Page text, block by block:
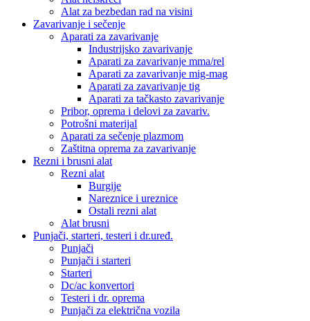
Alat za bezbedan rad na visini
Zavarivanje i sečenje
Aparati za zavarivanje
Industrijsko zavarivanje
Aparati za zavarivanje mma/rel
Aparati za zavarivanje mig-mag
Aparati za zavarivanje tig
Aparati za tačkasto zavarivanje
Pribor, oprema i delovi za zavariv.
Potrošni materijal
Aparati za sečenje plazmom
Zaštitna oprema za zavarivanje
Rezni i brusni alat
Rezni alat
Burgije
Nareznice i ureznice
Ostali rezni alat
Alat brusni
Punjači, starteri, testeri i dr.uređ.
Punjači
Punjači i starteri
Starteri
Dc/ac konvertori
Testeri i dr. oprema
Punjači za električna vozila